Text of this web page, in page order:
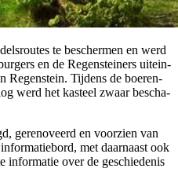
te bescher­men en werd
en de Regen­stei­ners uit­ein­
Regen­stein. Tij­dens de boe­ren­
werd het kas­teel zwaar bescha­
gere­no­veerd en voor­zien van
met daar­naast ook
infor­ma­tie over de geschie­de­nis